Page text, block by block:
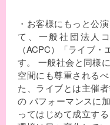
・お客様にもっと公
て、一般社団法人
（ACPC）「ライブ
す。 一般社会と同様
空間にも尊重される
た、ライブとは主催
の パフォーマンスに
ってはじめて成立す